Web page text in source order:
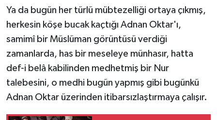
Ya da bugün her türlü mübtezelliği ortaya çıkmış,
herkesin köşe bucak kaçtığı Adnan Oktar'ı,
samimî bir Müslüman görüntüsü verdiği
zamanlarda, has bir meseleye münhasır, hatta
def-i belâ kabilinden medhetmiş bir Nur
talebesini, o medhi bugün yapmış gibi bugünkü
Adnan Oktar üzerinden itibarsızlaştırmaya çalışır.